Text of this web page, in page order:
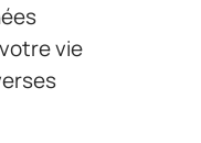
vie